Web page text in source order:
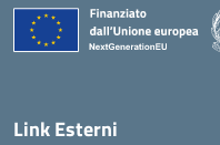
Link Esterni